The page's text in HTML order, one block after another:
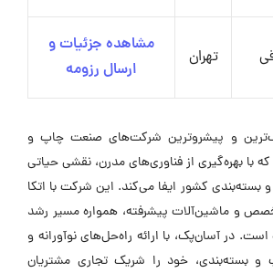
تهران
مشاهده جزئیات و
ارسال رزومه
و پیشروترین شرکت‌های صنعت چاپ و
با بهره‌گیری از فناوری‌های مدرن، نقشی حیاتی
و بسته‌بندی کشور ایفا می‌کند. این شرکت با اتکا
و ماشین‌آلات پیشرفته، همواره مسیر رشد
است. در آسان‌پک، با ارائه راه‌حل‌های نوآورانه و
و بسته‌بندی، خود را شریک تجاری مشتریان